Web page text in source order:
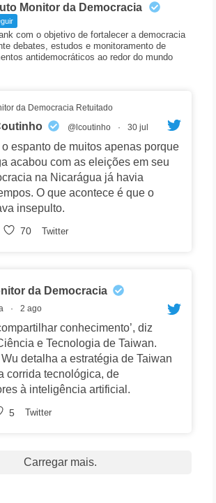
Monitor da Democracia
com o objetivo de fortalecer a democracia
debates, estudos e monitoramento de
antidemocráticos ao redor do mundo
da Democracia Retuitado
@lcoutinho · 30 jul
o espanto de muitos apenas porque
acabou com as eleições em seu
na Nicarágua já havia
O que acontece é que o
insepulto.
70 Twitter
da Democracia
· 2 ago
conhecimento’, diz
e Tecnologia de Taiwan.
detalha a estratégia de Taiwan
corrida tecnológica, de
à inteligência artificial.
5 Twitter
Carregar mais.